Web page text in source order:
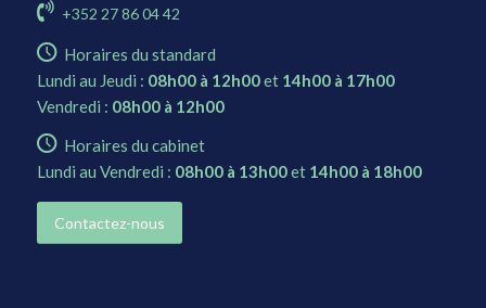
+352 27 86 04 42
Horaires du standard
Lundi au Jeudi : 08h00 à 12h00et 14h00 à 17h00
Vendredi : 08h00 à 12h00
Horaires du cabinet
Lundi au Vendredi : 08h00 à 13h00et 14h00 à 18h00
Contactez-nous